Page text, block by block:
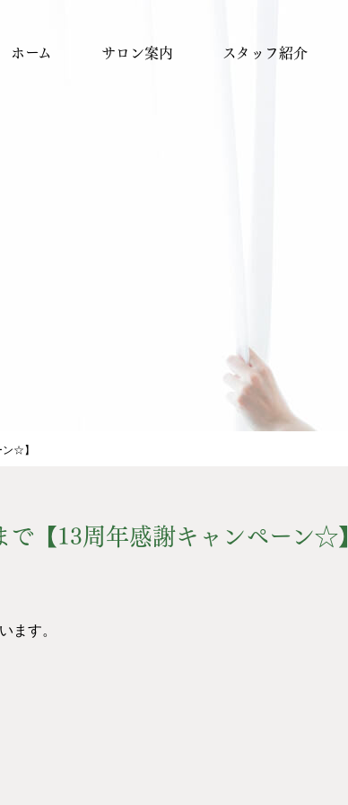
ホーム サロン案内 スタッフ紹介
☆】
で【13周年感謝キャンペーン☆】
ます。